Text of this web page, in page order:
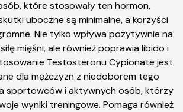
które stosowały ten hormon,
uboczne są minimalne, a korzyści
Nie tylko wpływa pozytywnie na
mięśni, ale również poprawia libido i
Testosteronu Cypionate jest
dla mężczyzn z niedoborem tego
sportowców i aktywnych osób, którzy
wyniki treningowe. Pomaga również